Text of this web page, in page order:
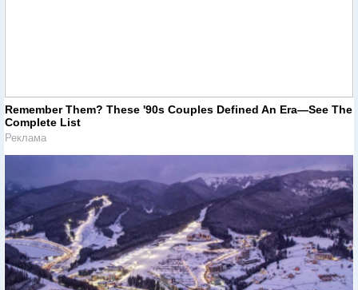
Remember Them? These '90s Couples Defined An Era—See The
Complete List
Реклама